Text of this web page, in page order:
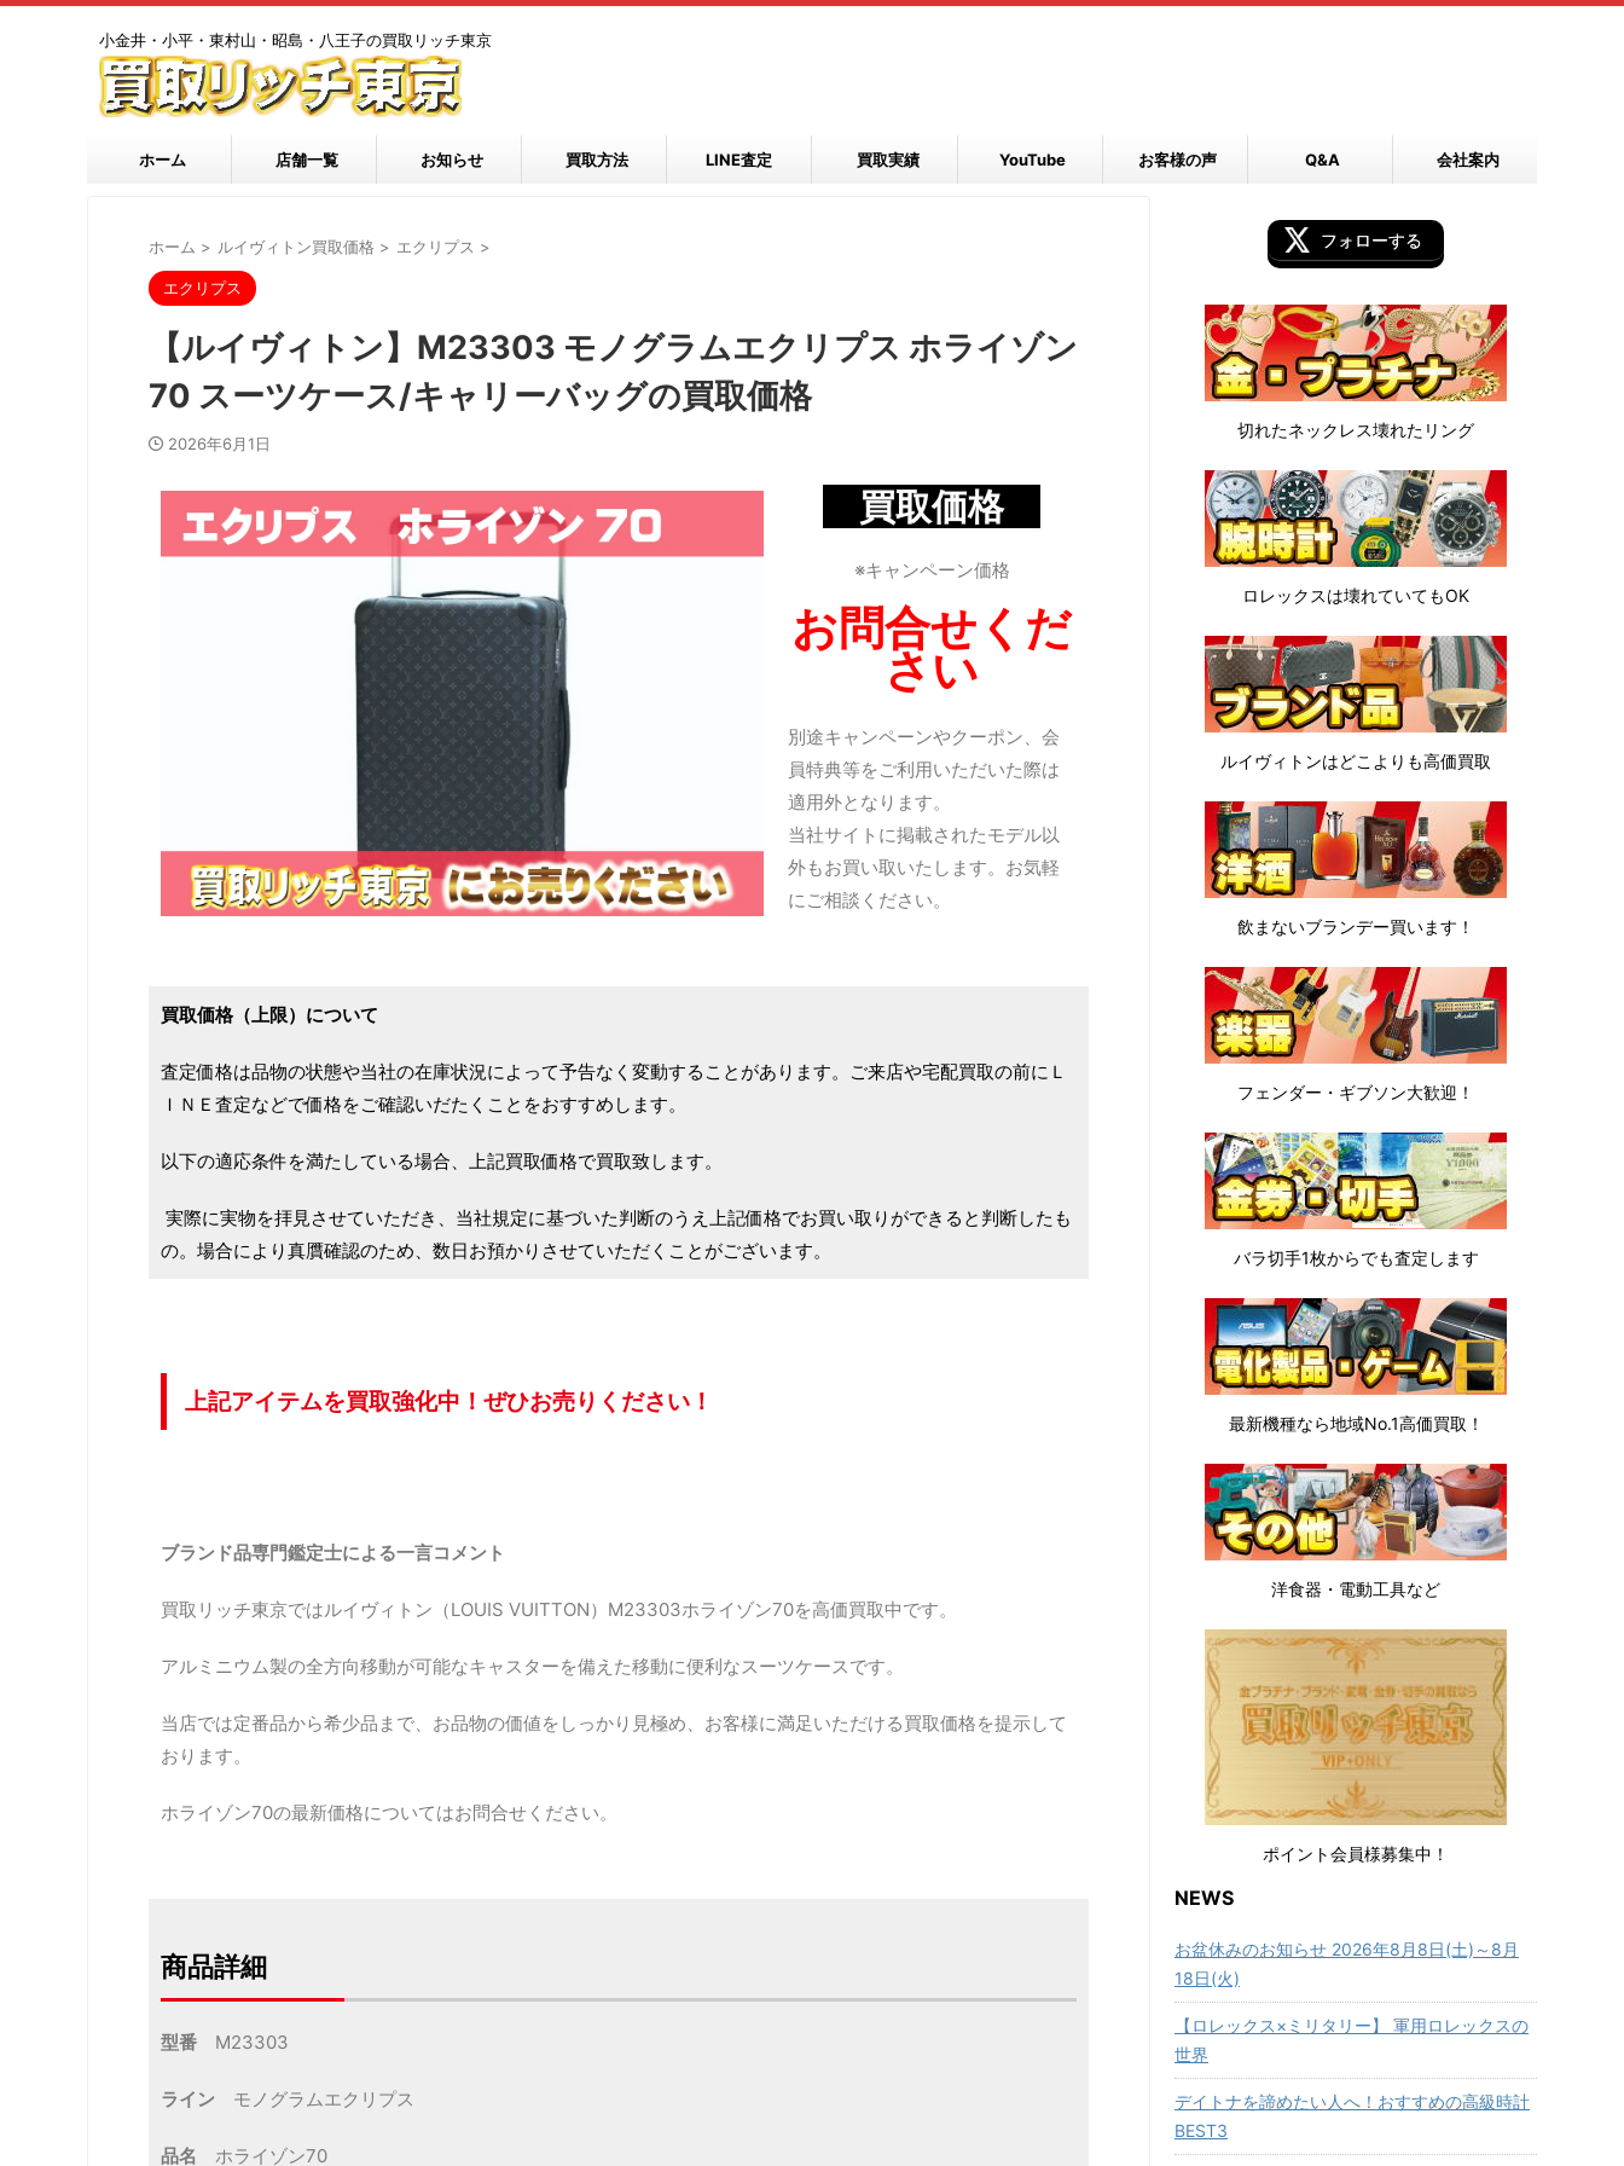
小金井・小平・東村山・昭島・八王子の買取リッチ東京
ホーム 店舗一覧 お知らせ 買取方法 LINE査定 買取実績 YouTube お客様の声 Q&A 会社案内
ホーム > ルイヴィトン買取価格 > エクリプス >
エクリプス
【ルイヴィトン】M23303 モノグラムエクリプス ホライゾン
70 スーツケース/キャリーバッグの買取価格
2026年6月1日
買取価格
※キャンペーン価格
お問合せくだ
さい
別途キャンペーンやクーポン、会
員特典等をご利用いただいた際は
適用外となります。
当社サイトに掲載されたモデル以
外もお買い取いたします。お気軽
にご相談ください。
買取価格（上限）について
査定価格は品物の状態や当社の在庫状況によって予告なく変動することがあります。ご来店や宅配買取の前にＬ
ＩＮＥ査定などで価格をご確認いだたくことをおすすめします。
以下の適応条件を満たしている場合、上記買取価格で買取致します。
実際に実物を拝見させていただき、当社規定に基づいた判断のうえ上記価格でお買い取りができると判断したも
の。場合により真贋確認のため、数日お預かりさせていただくことがございます。
上記アイテムを買取強化中！ぜひお売りください！
ブランド品専門鑑定士による一言コメント
買取リッチ東京ではルイヴィトン（LOUIS VUITTON）M23303ホライゾン70を高価買取中です。
アルミニウム製の全方向移動が可能なキャスターを備えた移動に便利なスーツケースです。
当店では定番品から希少品まで、お品物の価値をしっかり見極め、お客様に満足いただける買取価格を提示して
おります。
ホライゾン70の最新価格についてはお問合せください。
商品詳細
型番 M23303
ライン モノグラムエクリプス
品名 ホライゾン70
フォローする
切れたネックレス壊れたリング
ロレックスは壊れていてもOK
ルイヴィトンはどこよりも高価買取
飲まないブランデー買います！
フェンダー・ギブソン大歓迎！
バラ切手1枚からでも査定します
最新機種なら地域No.1高価買取！
洋食器・電動工具など
ポイント会員様募集中！
NEWS
お盆休みのお知らせ 2026年8月8日(土)～8月
18日(火)
【ロレックス×ミリタリー】 軍用ロレックスの
世界
デイトナを諦めたい人へ！おすすめの高級時計
BEST3